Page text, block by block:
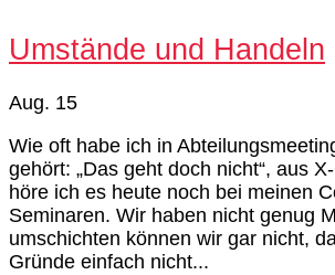
Umstände und Handeln
Aug. 15
Wie oft habe ich in
gehört: „Das geht doch nicht“, aus
höre ich es heute noch bei meinen
Seminaren. Wir haben nicht genug
umschichten können wir gar nicht,
Gründe einfach nicht...